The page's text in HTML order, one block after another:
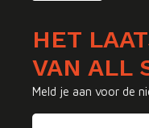
HET
VAN ALL
Meld je aan voor de